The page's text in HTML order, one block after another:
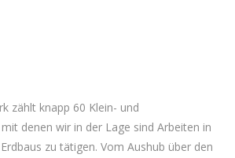
zählt knapp 60 Klein- und
denen wir in der Lage sind Arbeiten in
zu tätigen. Vom Aushub über den